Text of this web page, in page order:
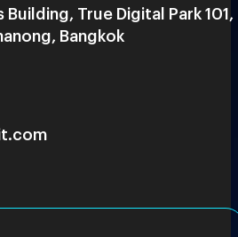
True Digital Park 101,
Bangkok